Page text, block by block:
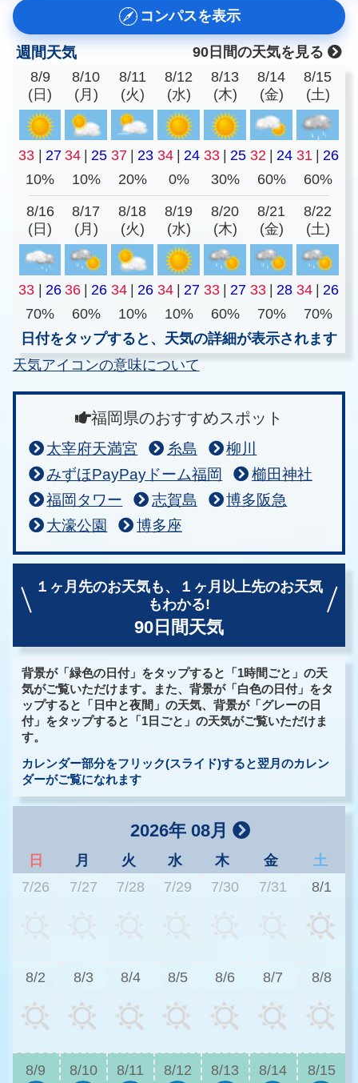
コンパスを表示
週間天気
90日間の天気を見る
8/9
(日)
8/10
(月)
8/11
(火)
8/12
(水)
8/13
(木)
8/14
(金)
8/15
(土)
33 27 34 25 37 23 34 24 33 25 32 24 31
26
10%
10% 20% 0% 30% 60% 60%
8/16
(日)
8/17
(月)
8/18
(火)
8/19
(水)
8/20
(木)
8/21
(金)
8/22
(土)
33 26 36 26 34 26 34 27 33 27 33 28 34
26
70%
60% 10% 10% 60% 70%
70%
日付をタップすると、天気の詳細が表示されます
天気アイコンの意味について
福岡県のおすすめスポット
太宰府天満宮 糸島
柳川
みずほPayPayドーム福岡
櫛田神社
福岡タワー
志賀島
博多阪急
大濠公園
博多座
１ヶ月先のお天気も、
１ヶ月以上先のお天気
もわかる!
90日間天気
背景が「緑色の日付」をタップすると「1時間ごと」の天
気がご覧いただけます。また、背景が「白色の日付」をタ
ップすると「日中と夜間」の天気、背景が「グレーの日
付」をタップすると「1日ごと」の天気がご覧いただけま
す。
カレンダー部分をフリック(スライド)すると翌月のカレン
ダーがご覧になれます
2026年 08月
日 月 火 水 木 金
土
7/26
7/27 7/28 7/29 7/30 7/31 8/1
8/2 8/3 8/4 8/5 8/6 8/7 8/8
8/9 8/10 8/11 8/12 8/13 8/14 8/15